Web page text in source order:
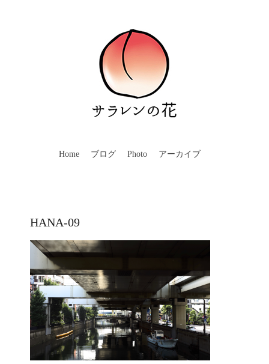
Home ブログ Photo アーカイブ
HANA-09